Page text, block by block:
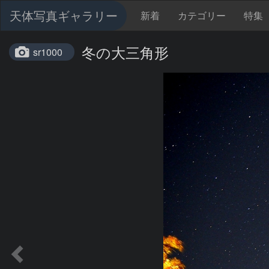
天体写真ギャラリー 新着 カテゴリー 特集
sr1000 冬の大三角形